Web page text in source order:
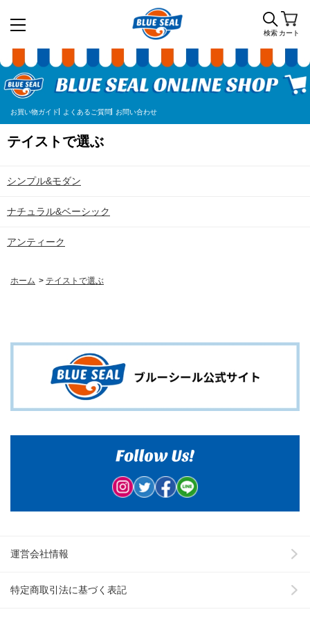
検索 カート
お買い物ガイド よくあるご質問 お問い合わせ
テイストで選ぶ
シンプル&モダン
ナチュラル&ベーシック
アンティーク
ホーム > テイストで選ぶ
運営会社情報
特定商取引法に基づく表記